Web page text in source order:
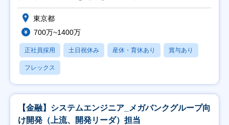
東京都
700万~1400万
正社員採用 土日祝休み 産休・育休あり 賞与あり
フレックス
【金融】システムエンジニア_メガバンクグループ向
け開発（上流、開発リーダ）担当